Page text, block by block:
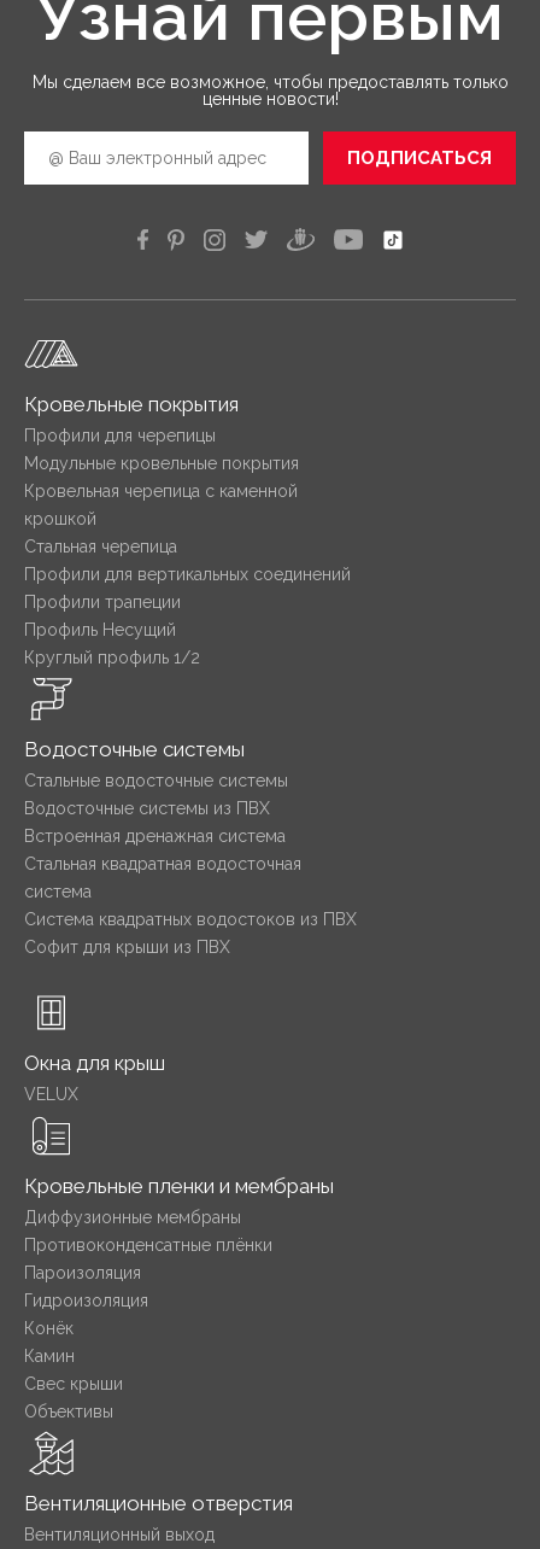
Узнай первым
Мы сделаем все возможное, чтобы предоставлять только
ценные новости!
ПОДПИСАТЬСЯ
Кровельные покрытия
Профили для черепицы
Модульные кровельные покрытия
Кровельная черепица с каменной
крошкой
Стальная черепица
Профили для вертикальных соединений
Профили трапеции
Профиль Несущий
Круглый профиль 1/2
Водосточные системы
Стальные водосточные системы
Водосточные системы из ПВХ
Встроенная дренажная система
Стальная квадратная водосточная
система
Система квадратных водостоков из ПВХ
Софит для крыши из ПВХ
Окна для крыш
VELUX
Кровельные пленки и мембраны
Диффузионные мембраны
Противоконденсатные плёнки
Пароизоляция
Гидроизоляция
Конёк
Камин
Свес крыши
Объективы
Вентиляционные отверстия
Вентиляционный выход